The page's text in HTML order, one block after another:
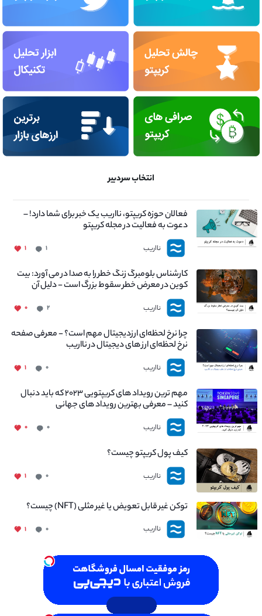
انتخاب سردبیر
فعالان حوزه کریپتو، نااریب یک خبر برای شما دارد! –
دعوت به فعالیت در مجله کریپتو
نااریب ۱ ۱
کارشناس بلومبرگ زنگ خطر را به صدا در می آورد: بیت
کوین در معرض خطر سقوط بزرگ است - دلیل آن
چیست؟
نااریب ۲ ۰
چرا نرخ لحظه‌ای ارزدیجیتال مهم است؟ - معرفی صفحه
نرخ لحظه‌ای ارز های دیجیتال در نااریب
نااریب ۰ ۱
مهم ترین رویداد های کریپتویی ۲۰۲۳ که باید دنبال
کنید – معرفی بهترین رویداد های جهانی
نااریب ۰ ۰
کیف پول کریپتو چیست؟
نااریب ۰ ۱
توکن غیر قابل تعویض یا غیر مثلی (NFT) چیست؟
نااریب ۰ ۱